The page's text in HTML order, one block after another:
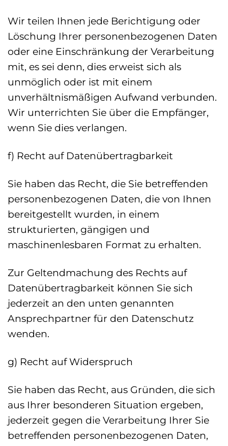
Wir teilen Ihnen jede Berichtigung oder
Löschung Ihrer personenbezogenen Daten
oder eine Einschränkung der Verarbeitung
mit, es sei denn, dies erweist sich als
unmöglich oder ist mit einem
unverhältnismäßigen Aufwand verbunden.
Wir unterrichten Sie über die Empfänger,
wenn Sie dies verlangen.
f) Recht auf Datenübertragbarkeit
Sie haben das Recht, die Sie betreffenden
personenbezogenen Daten, die von Ihnen
bereitgestellt wurden, in einem
strukturierten, gängigen und
maschinenlesbaren Format zu erhalten.
Zur Geltendmachung des Rechts auf
Datenübertragbarkeit können Sie sich
jederzeit an den unten genannten
Ansprechpartner für den Datenschutz
wenden.
g) Recht auf Widerspruch
Sie haben das Recht, aus Gründen, die sich
aus Ihrer besonderen Situation ergeben,
jederzeit gegen die Verarbeitung Ihrer Sie
betreffenden personenbezogenen Daten,